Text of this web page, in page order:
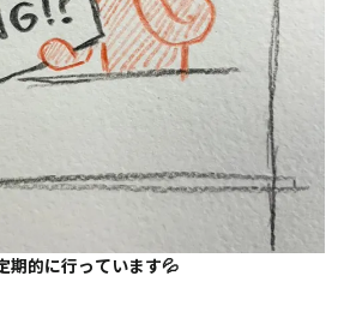
期的に行っています💦